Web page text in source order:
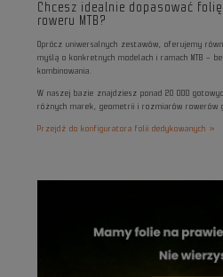
Chcesz idealnie dopasować
roweru MTB?
Oprócz uniwersalnych zestawów, oferujemy
myślą o konkretnych modelach i ramach MTB –
kombinowania.
W naszej bazie znajdziesz ponad 20 000
różnych marek, geometrii i rozmiarów rowerów
Przejdź do konfiguratora folii dedykowanych »